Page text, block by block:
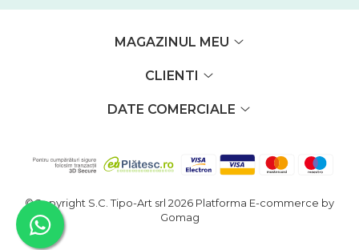
MAGAZINUL MEU
CLIENTI
DATE COMERCIALE
©Copyright S.C. Tipo-Art srl 2026 Platforma E-commerce by
Gomag